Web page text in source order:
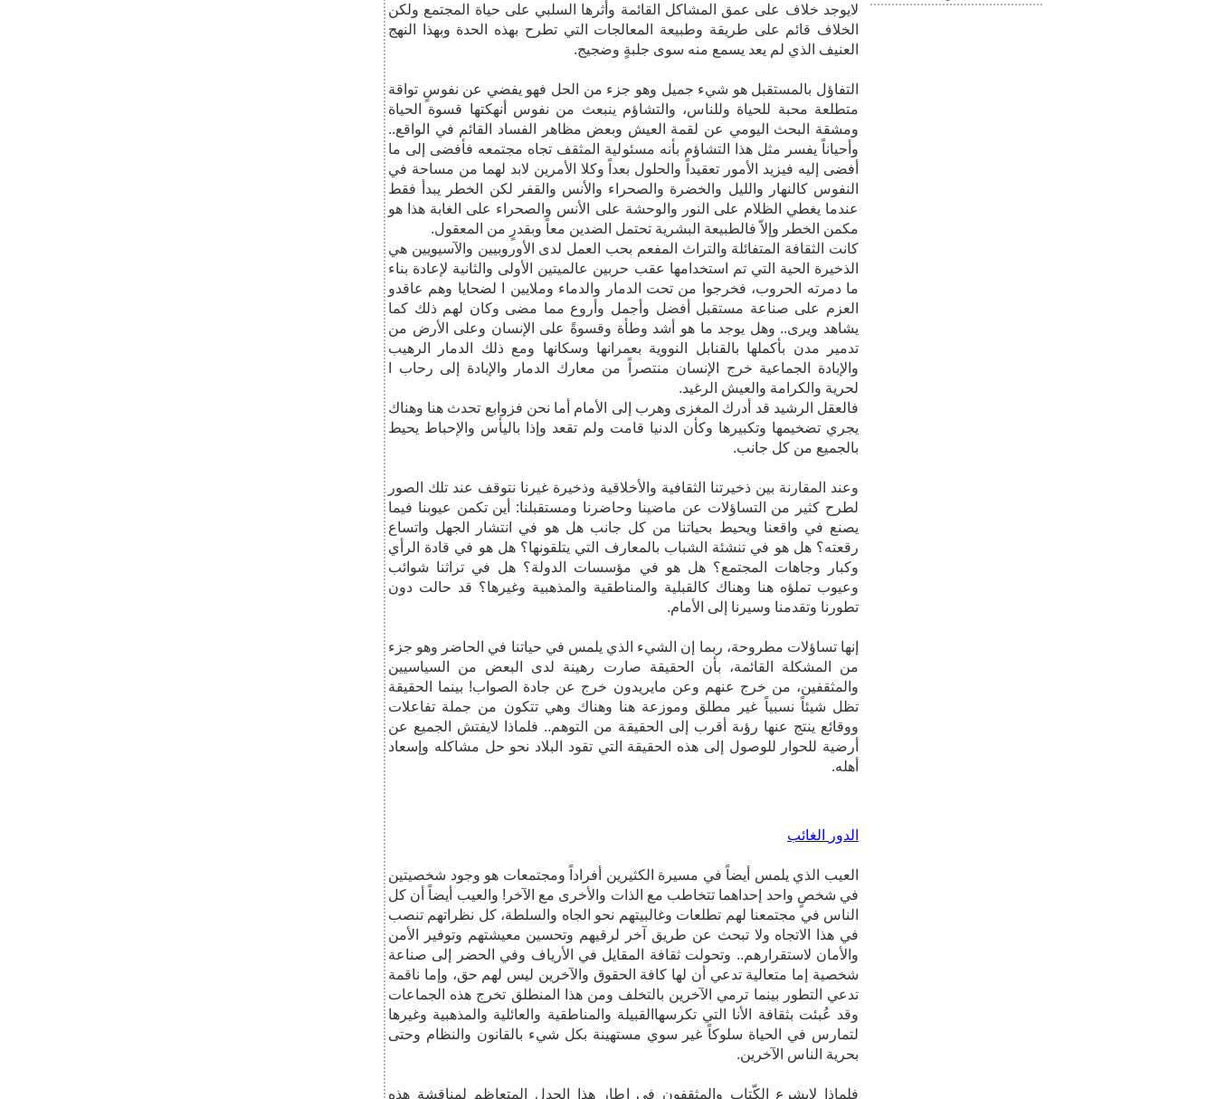
لايوجد‮ ‬خلاف‮ ‬على‮ ‬عمق‮ ‬المشاكل‮ ‬القائمة‮ ‬وأثرها‮ ‬السلبي‮ ‬على‮ ‬حياة‮ ‬المجتمع‮ ‬ولكن‮
‬الخلاف‮ ‬قائم‮ ‬على‮ ‬طريقة‮ ‬وطبيعة‮ ‬المعالجات‮ ‬التي‮ ‬تطرح‮ ‬بهذه‮ ‬الحدة‮ ‬وبهذا‮ ‬النهج‮
‬العنيف‮ ‬الذي‮ ‬لم‮ ‬يعد‮ ‬يسمع‮ ‬منه‮ ‬سوى‮ ‬جلبةٍ‮ ‬وضجيج‮.‬
التفاؤل بالمستقبل هو شيء جميل وهو جزء من الحل فهو يفضي عن نفوسٍ تواقة
متطلعة محبة للحياة وللناس، والتشاؤم ينبعث من نفوس أنهكتها قسوة الحياة
ومشقة البحث اليومي عن لقمة العيش وبعض مظاهر الفساد القائم في الواقع..
وأحياناً يفسر مثل هذا التشاؤم بأنه مسئولية المثقف تجاه مجتمعه فأفضى إلى ما
أفضى إليه فيزيد الأمور تعقيداً والحلول بعداً وكلا الأمرين لابد لهما من مساحة في
النفوس كالنهار والليل والخضرة والصحراء والأنس والقفر لكن الخطر يبدأ فقط
عندما يغطي الظلام على النور والوحشة على الأنس والصحراء على الغابة هذا هو
مكمن‮ ‬الخطر‮ ‬وإلاّ‮ ‬فالطبيعة‮ ‬البشرية‮ ‬تحتمل‮ ‬الضدين‮ ‬معاً‮ ‬وبقدرٍ‮ ‬من‮ ‬المعقول‮.‬
كانت الثقافة المتفائلة والتراث المفعم بحب العمل لدى الأوروبيين والآسيويين هي
الذخيرة الحية التي تم استخدامها عقب حربين عالميتين الأولى والثانية لإعادة بناء
ما دمرته الحروب، فخرجوا من تحت الدمار والدماء وملايين ا لضحايا وهم عاقدو
العزم على صناعة مستقبل أفضل وأجمل وأروع مما مضى وكان لهم ذلك كما
يشاهد ويرى.. وهل يوجد ما هو أشد وطأة وقسوةً على الإنسان وعلى الأرض من
تدمير مدن بأكملها بالقنابل النووية بعمرانها وسكانها ومع ذلك الدمار الرهيب
والإبادة الجماعية خرج الإنسان منتصراً من معارك الدمار والإبادة إلى رحاب ا
لحرية‮ ‬والكرامة‮ ‬والعيش‮ ‬الرغيد‮.‬
فالعقل‮ ‬الرشيد‮ ‬قد‮ ‬أدرك‮ ‬المغزى‮ ‬وهرب‮ ‬إلى‮ ‬الأمام‮ ‬أما‮ ‬نحن‮ ‬فزوابع‮ ‬تحدث‮ ‬هنا‮ ‬وهناك‮
‬يجري‮ ‬تضخيمها‮ ‬وتكبيرها‮ ‬وكأن‮ ‬الدنيا‮ ‬قامت‮ ‬ولم‮ ‬تقعد‮ ‬وإذا‮ ‬باليأس‮ ‬والإحباط‮ ‬يحيط‮
‬بالجميع‮ ‬من‮ ‬كل‮ ‬جانب‮.‬
وعند المقارنة بين ذخيرتنا الثقافية والأخلاقية وذخيرة غيرنا نتوقف عند تلك الصور
لطرح كثير من التساؤلات عن ماضينا وحاضرنا ومستقبلنا: أين تكمن عيوبنا فيما
يصنع في واقعنا ويحيط بحياتنا من كل جانب هل هو في انتشار الجهل واتساع
رقعته؟ هل هو في تنشئة الشباب بالمعارف التي يتلقونها؟ هل هو في قادة الرأي
وكبار وجاهات المجتمع؟ هل هو في مؤسسات الدولة؟ هل في تراثنا شوائب
وعيوب تملؤه هنا وهناك كالقبلية والمناطقية والمذهبية وغيرها؟ قد حالت دون
تطورنا وتقدمنا وسيرنا إلى الأمام.
إنها تساؤلات مطروحة، ربما إن الشيء الذي يلمس في حياتنا في الحاضر وهو جزء
من المشكلة القائمة، بأن الحقيقة صارت رهينة لدى البعض من السياسيين
والمثقفين، من خرج عنهم وعن مايريدون خرج عن جادة الصواب! بينما الحقيقة
تظل شيئاً نسبياً غير مطلق وموزعة هنا وهناك وهي‮ ‬تتكون‮ ‬من‮ ‬جملة‮ ‬تفاعلات‮
‬ووقائع‮ ‬ينتج‮ ‬عنها‮ ‬رؤىة‮ ‬أقرب‮ ‬إلى‮ ‬الحقيقة‮ ‬من‮ ‬التوهم‮.. ‬فلماذا‮ ‬لايفتش‮ ‬الجميع‮ ‬عن‮
‬أرضية‮ ‬للحوار‮ ‬للوصول‮ ‬إلى‮ ‬هذه‮ ‬الحقيقة‮ ‬التي‮ ‬تقود‮ ‬البلاد‮ ‬نحو‮ ‬حل‮ ‬مشاكله‮ ‬وإسعاد‮
‬أهله‮.‬
الدور‮ ‬الغائب
العيب الذي يلمس أيضاً في مسيرة الكثيرين أفراداً ومجتمعات هو وجود شخصيتين
في شخصٍ واحد إحداهما تتخاطب مع الذات والأخرى مع الآخر! والعيب أيضاً أن كل
الناس في مجتمعنا لهم تطلعات وغالبيتهم نحو الجاه والسلطة، كل نظراتهم تنصب
في هذا الاتجاه ولا تبحث عن طريق آخر لرقيهم وتحسين معيشتهم وتوفير الأمن
والأمان لاستقرارهم.. وتحولت ثقافة المقايل في الأرياف وفي الحضر إلى صناعة
شخصية إما متعالية تدعي أن لها كافة الحقوق والآخرين ليس لهم حق، وإما ناقمة
تدعي التطور بينما ترمي الآخرين بالتخلف ومن هذا المنطلق تخرج هذه الجماعات
‬بحرية‮ ‬الناس‮ ‬الآخرين‮.‬
فلماذا لايشرع الكّتاب والمثقفون في إطار هذا الجدل المتعاظم لمناقشة هذه